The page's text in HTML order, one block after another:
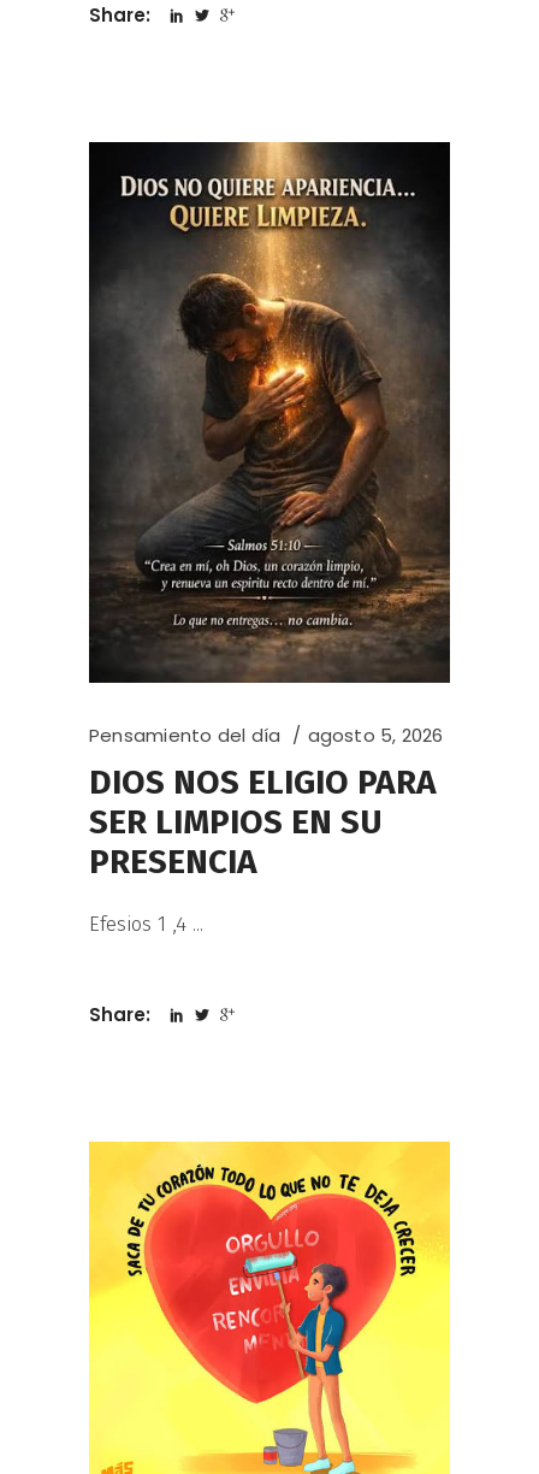
Share:
Pensamiento del día agosto 5, 2026
DIOS NOS ELIGIO PARA
SER LIMPIOS EN SU
PRESENCIA
Efesios 1 ,4
Share: